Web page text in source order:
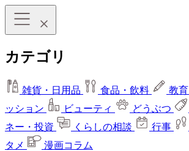
カテゴリ
雑貨・日用品 食品・飲料 教育
ッション
ビューティ どうぶつ
ネー・投資
くらしの相談 行事
タメ
漫画コラム